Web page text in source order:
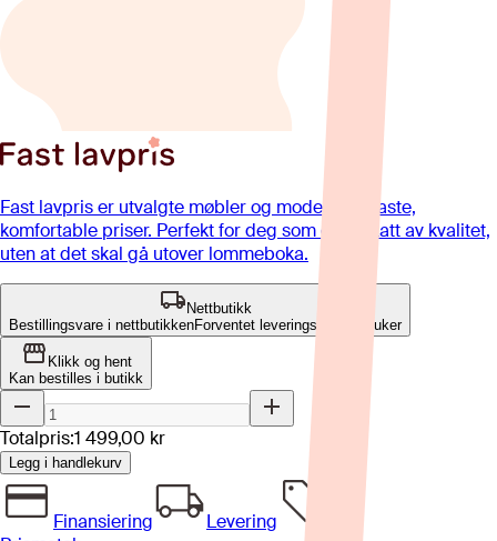
Fast lavpris er utvalgte møbler og modeller til faste,
komfortable priser. Perfekt for deg som er opptatt av kvalitet,
uten at det skal gå utover lommeboka.
Nettbutikk
Bestillingsvare i nettbutikkenForventet leveringstid: 8-12 uker
Klikk og hent
Kan bestilles i butikk
Totalpris:1 499,00 kr
Legg i handlekurv
Finansiering
Levering